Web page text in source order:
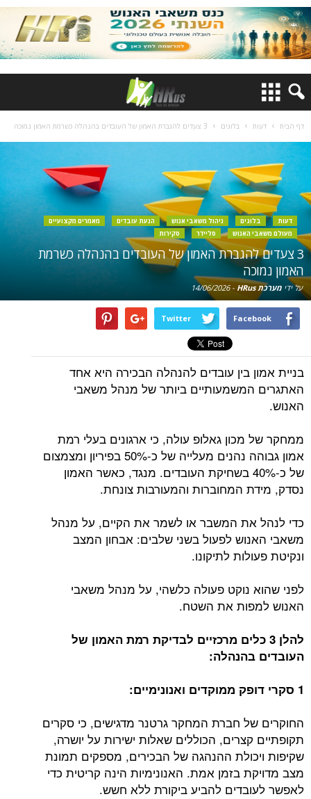
דף הבית דעות בלוגים 3 צעדים להגברת האמון של העובדים בהנהלה כשרמת האמון נמוכה
דעות בלוגים ניהול משאבי אנוש הנעת עובדים
מאמרים מקצועיים
מעולם משאבי האנוש
סליידר סקירות
3 צעדים להגברת האמון של העובדים בהנהלה כשרמת
האמון נמוכה
על ידי מערכת HRus -
14/06/2026
Facebook
Twitter
בניית אמון בין עובדים להנהלה הבכירה היא אחד
האתגרים המשמעותיים ביותר של מנהל משאבי
האנוש.
ממחקר של מכון גאלופ עולה, כי ארגונים בעלי רמת
אמון גבוהה נהנים מעלייה של כ-50% בפיריון ומצמצום
של כ-40% בשחיקת העובדים. מנגד, כאשר האמון
נסדק, מידת המחוברות והמעורבות צונחת.
כדי לנהל את המשבר או לשמר את הקיים, על מנהל
משאבי האנוש לפעול בשני שלבים: אבחון המצב
ונקיטת פעולות לתיקונו.
לפני שהוא נוקט פעולה כלשהי, על מנהל משאבי
האנוש למפות את השטח.
להלן 3 כלים מרכזיים לבדיקת רמת האמון של
העובדים בהנהלה:
1 סקרי דופק ממוקדים ואנונימיים:
החוקרים של חברת המחקר גרטנר מדגישים, כי סקרים
תקופתיים קצרים, הכוללים שאלות ישירות על יושרה,
שקיפות ויכולת ההנהגה של הבכירים, מספקים תמונת
מצב מדויקת בזמן אמת. האנונימיות הינה קריטית כדי
לאפשר לעובדים להביע ביקורת ללא חשש.